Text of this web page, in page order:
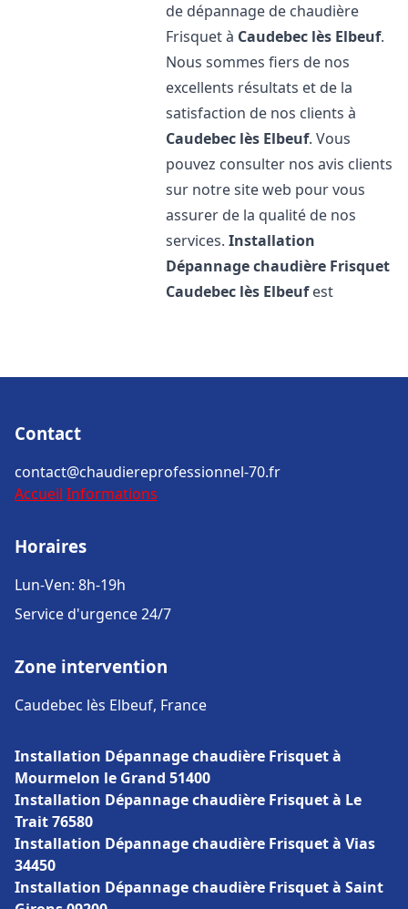
de dépannage de chaudière
Frisquet à Caudebec lès Elbeuf.
Nous sommes fiers de nos
excellents résultats et de la
satisfaction de nos clients à
Caudebec lès Elbeuf. Vous
pouvez consulter nos avis clients
sur notre site web pour vous
assurer de la qualité de nos
services.Installation
Dépannage chaudière Frisquet
Caudebec lès Elbeufest
Contact
contact@chaudiereprofessionnel-70.fr
Accueil Informations
Horaires
Lun-Ven: 8h-19h
Service d'urgence 24/7
Zone intervention
Caudebec lès Elbeuf, France
Installation Dépannage chaudière Frisquet à
Mourmelon le Grand 51400
Installation Dépannage chaudière Frisquet à Le
Trait 76580
Installation Dépannage chaudière Frisquet à Vias
34450
Installation Dépannage chaudière Frisquet à Saint